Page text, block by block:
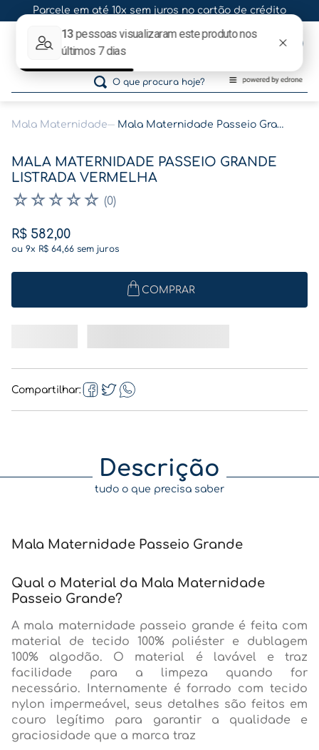
Parcele em até 10x sem juros no cartão de crédito
O que procura hoje?
1º gestante
2 café
º
Mala Maternidade Mala Maternidade Passeio Grande Listrada Vermelha
MALA MATERNIDADE PASSEIO GRANDE
LISTRADA VERMELHA
☆☆☆☆☆ (0)
R$ 582,00
ou 9x R$ 64,66 sem juros
COMPRAR
Compartilhar
Descrição
tudo o que precisa saber
Mala Maternidade Passeio Grande
Qual o Material da Mala Maternidade
Passeio Grande?
A mala maternidade passeio grande é feita com
material de tecido 100% poliéster e dublagem
100% algodão. O material é lavável e traz
facilidade para a limpeza quando for
necessário. Internamente é forrado com tecido
nylon impermeável, seus detalhes são feitos em
couro legítimo para garantir a qualidade e
graciosidade que a marca traz